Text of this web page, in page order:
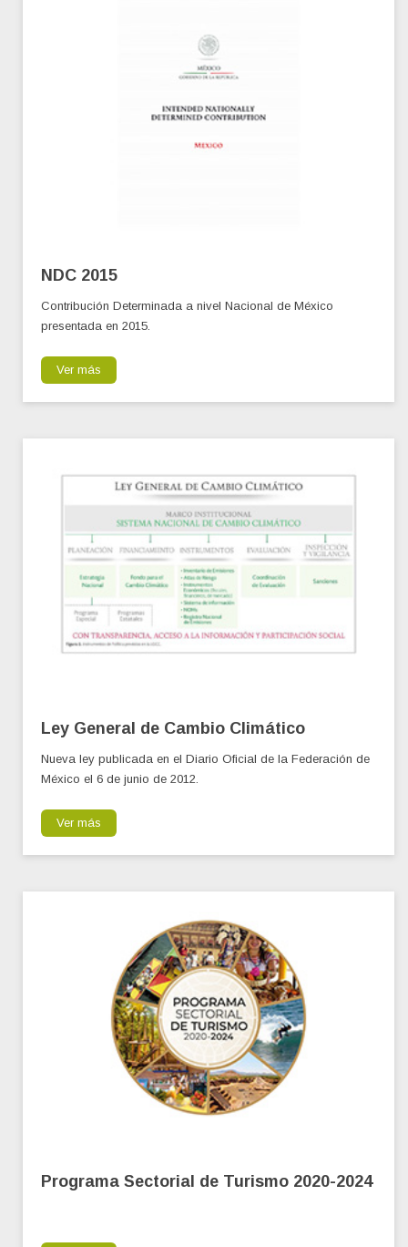
NDC 2015
Contribución Determinada a nivel Nacional de México
presentada en 2015.
Ver más
Ley General de Cambio Climático
Nueva ley publicada en el Diario Oficial de la Federación de
México el 6 de junio de 2012.
Ver más
Programa Sectorial de Turismo 2020-2024